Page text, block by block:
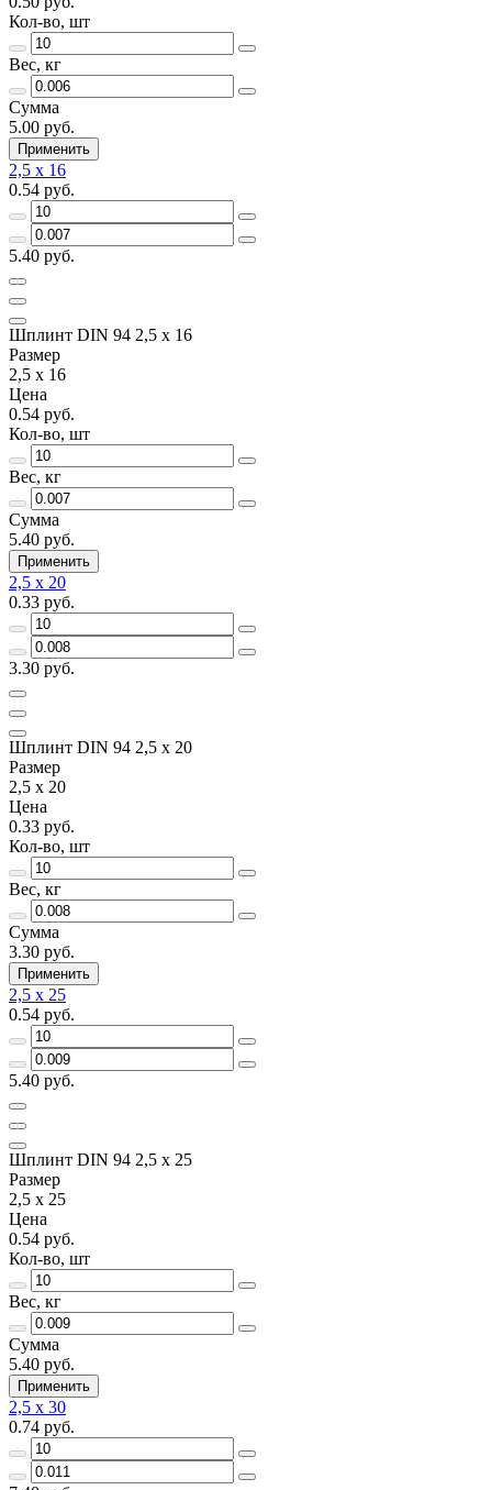
Кол-во, шт
Вес, кг
Сумма
5.00 руб.
Применить
2,5 x 16
0.54 руб.
5.40 руб.
Шплинт DIN 94 2,5 x 16
Размер
2,5 x 16
Цена
0.54 руб.
Кол-во, шт
Вес, кг
Сумма
5.40 руб.
Применить
2,5 x 20
0.33 руб.
3.30 руб.
Шплинт DIN 94 2,5 x 20
Размер
2,5 x 20
Цена
0.33 руб.
Кол-во, шт
Вес, кг
Сумма
3.30 руб.
Применить
2,5 x 25
0.54 руб.
5.40 руб.
Шплинт DIN 94 2,5 x 25
Размер
2,5 x 25
Цена
0.54 руб.
Кол-во, шт
Вес, кг
Сумма
5.40 руб.
Применить
2,5 x 30
0.74 руб.